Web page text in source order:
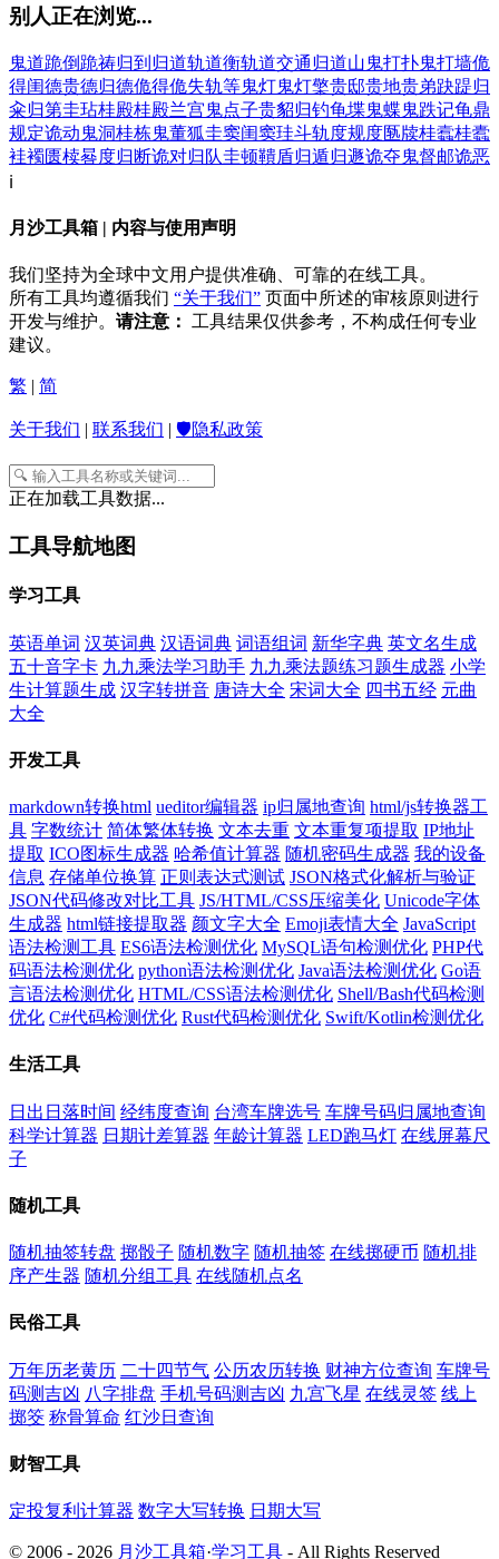
别人正在浏览...
鬼道跪倒 跪祷归到 归道轨道衡轨道交通归道山鬼打扑鬼打墙佹
得闺德贵德归德佹得佹失轨等鬼灯鬼灯檠贵邸贵地贵弟趹踶归
籴归第圭玷桂殿桂殿兰宫鬼点子贵貂归钓龟堞鬼蝶鬼跌记龟鼎
规定诡动鬼洞桂栋鬼董狐圭窦闺窦珪斗轨度规度匦牍桂蠧桂蠹
袿襡匮椟晷度归断诡对归队圭顿鞼盾归遁归遯诡夺鬼督邮诡恶
ℹ️
月沙工具箱 | 内容与使用声明
我们坚持为全球中文用户提供准确、可靠的在线工具。
所有工具均遵循我们 “关于我们” 页面中所述的审核原则进行
开发与维护。 请注意：
工具结果仅供参考，不构成任何专业
建议。
繁 | 简
关于我们 | 联系我们 | 🛡️隐私政策
正在加载工具数据...
工具导航地图
学习工具
英语单词 汉英词典 汉语词典 词语组词 新华字典 英文名生成
五十音字卡 九九乘法学习助手 九九乘法题练习题生成器 小学
生计算题生成 汉字转拼音 唐诗大全 宋词大全 四书五经 元曲
大全
开发工具
markdown转换html ueditor编辑器 ip归属地查询 html/js转换器工
具 字数统计 简体繁体转换 文本去重 文本重复项提取 IP地址
提取 ICO图标生成器 哈希值计算器 随机密码生成器 我的设备
信息 存储单位换算 正则表达式测试 JSON格式化解析与验证
JSON代码修改对比工具 JS/HTML/CSS压缩美化 Unicode字体
生成器 html链接提取器 颜文字大全 Emoji表情大全 JavaScript
语法检测工具 ES6语法检测优化 MySQL语句检测优化 PHP代
码语法检测优化 python语法检测优化 Java语法检测优化 Go语
言语法检测优化 HTML/CSS语法检测优化 Shell/Bash代码检测
优化 C#代码检测优化 Rust代码检测优化 Swift/Kotlin检测优化
生活工具
日出日落时间 经纬度查询 台湾车牌选号 车牌号码归属地查询
科学计算器 日期计差算器 年龄计算器 LED跑马灯 在线屏幕尺
子
随机工具
随机抽签转盘 掷骰子 随机数字 随机抽签 在线掷硬币 随机排
序产生器 随机分组工具 在线随机点名
民俗工具
万年历老黄历 二十四节气 公历农历转换 财神方位查询 车牌号
码测吉凶 八字排盘 手机号码测吉凶 九宫飞星 在线灵签 线上
掷筊 称骨算命 红沙日查询
财智工具
定投复利计算器 数字大写转换 日期大写
© 2006 - 2026 月沙工具箱·学习工具 - All Rights Reserved